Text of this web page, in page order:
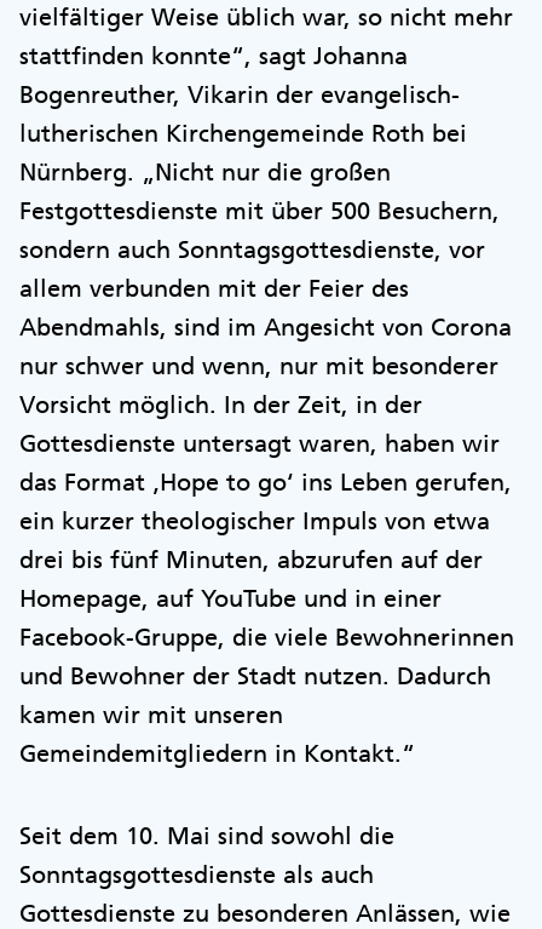
vielfältiger Weise üblich war, so nicht mehr
stattfinden konnte“, sagt Johanna
Bogenreuther, Vikarin der evangelisch-
lutherischen Kirchengemeinde Roth bei
Nürnberg. „Nicht nur die großen
Festgottesdienste mit über 500 Besuchern,
sondern auch Sonntagsgottesdienste, vor
allem verbunden mit der Feier des
Abendmahls, sind im Angesicht von Corona
nur schwer und wenn, nur mit besonderer
Vorsicht möglich. In der Zeit, in der
Gottesdienste untersagt waren, haben wir
das Format ‚Hope to go‘ ins Leben gerufen,
ein kurzer theologischer Impuls von etwa
drei bis fünf Minuten, abzurufen auf der
Homepage, auf YouTube und in einer
Facebook-Gruppe, die viele Bewohnerinnen
und Bewohner der Stadt nutzen. Dadurch
kamen wir mit unseren
Gemeindemitgliedern in Kontakt.“
Seit dem 10. Mai sind sowohl die
Sonntagsgottesdienste als auch
Gottesdienste zu besonderen Anlässen, wie